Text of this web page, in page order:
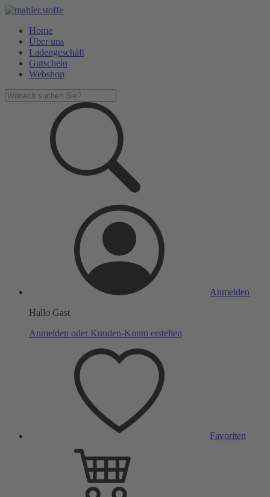
Home
Über uns
Ladengeschäft
Gutschein
Webshop
Anmelden
Hallo Gast
Anmelden oder Kunden-Konto erstellen
Favoriten